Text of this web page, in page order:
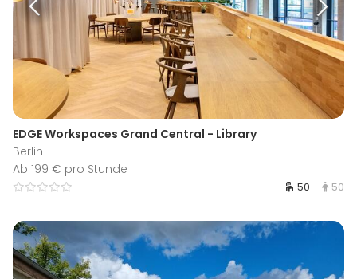
EDGE Workspaces Grand Central - Library
Berlin
Ab 199 € pro Stunde
50 50